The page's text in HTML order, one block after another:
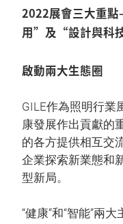
2022展會三大重
用”及“設計與科
啟動兩大生態圈
GILE作為照明行業
康發展作出貢獻的
的各方提供相互交
企業探索新業態和
型新局。
“健康”和“智能”兩